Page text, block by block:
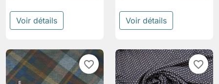
Voir détails Voir détails
favorite_border favorite_border